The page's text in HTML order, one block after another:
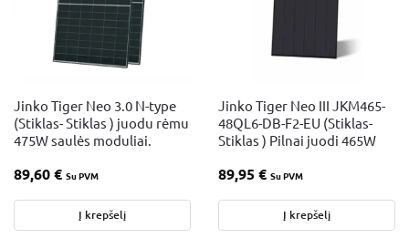
Jinko Tiger Neo 3.0 N-type
(Stiklas- Stiklas ) juodu rėmu
475W saulės moduliai.
89,60€ Su PVM
Į krepšelį
Jinko Tiger Neo III JKM465-
48QL6-DB-F2-EU (Stiklas-
Stiklas ) Pilnai juodi 465W
89,95€ Su PVM
Į krepšelį